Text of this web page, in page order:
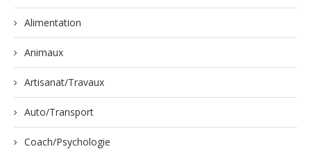
Alimentation
Animaux
Artisanat/Travaux
Auto/Transport
Coach/Psychologie